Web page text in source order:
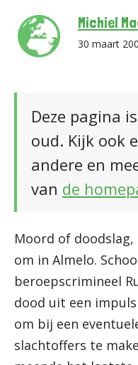
Michiel
30 maart
Deze pagina
oud. Kijk ook
andere en
van de
Moord of
om in Almelo.
beroepscrimineel
dood uit een
om bij een
slachtoffers te